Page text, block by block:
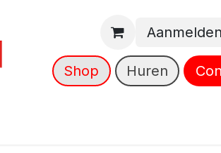
Aanmelden
Shop Huren